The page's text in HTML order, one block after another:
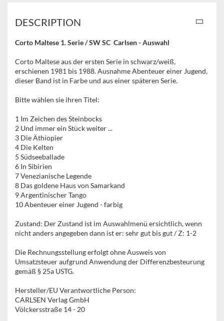
DESCRIPTION
Corto Maltese 1. Serie / SW SC Carlsen - Auswahl
Corto Maltese aus der ersten Serie in schwarz/weiß,
erschienen 1981 bis 1988. Ausnahme Abenteuer einer Jugend,
dieser Band ist in Farbe und aus einer späteren Serie.
Bitte wählen sie ihren Titel:
1 Im Zeichen des Steinbocks
2 Und immer ein Stück weiter ...
3 Die Äthiopier
4 Die Kelten
5 Südseeballade
6 In Sibirien
7 Venezianische Legende
8 Das goldene Haus von Samarkand
9 Argentinischer Tango
10 Abenteuer einer Jugend - farbig
Zustand: Der Zustand ist im Auswahlmenü ersichtlich, wenn
nicht anders angegeben dann ist er: sehr gut bis gut / Z: 1-2
Die Rechnungsstellung erfolgt ohne Ausweis von
Umsatzsteuer aufgrund Anwendung der Differenzbesteurung
gemäß § 25a USTG.
Hersteller/EU Verantwortliche Person:
CARLSEN Verlag GmbH
Völckersstraße 14 - 20